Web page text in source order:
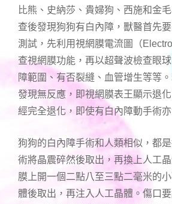
比熊、史納莎、貴婦狗、西施和金
查後發現狗狗有白內障，獸醫首先
測試，先利用視網膜電流圖（
查視網膜功能，再以超聲波檢查眼
障範圍、有否裂縫、血管增生等等
發現無反應，即視網膜表王顯示退
經完全退化，即使有白內障動手術亦
狗狗的白內障手術和人類相似，都
術將晶震碎然後取出，再換上人工
膜上開一個二點八至三點二毫米的
體後取出，再注入人工晶體。傷口